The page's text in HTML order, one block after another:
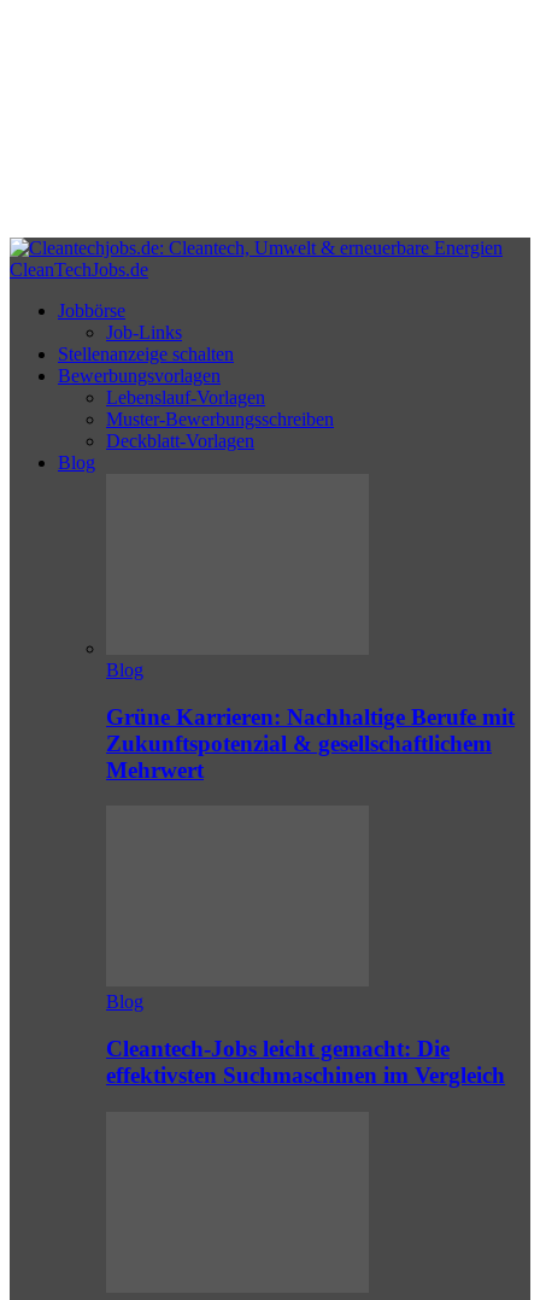
CleanTechJobs.de
Jobbörse
Job-Links
Stellenanzeige schalten
Bewerbungsvorlagen
Lebenslauf-Vorlagen
Muster-Bewerbungsschreiben
Deckblatt-Vorlagen
Blog
Blog
Grüne Karrieren: Nachhaltige Berufe mit
Zukunftspotenzial & gesellschaftlichem
Mehrwert
Blog
Cleantech-Jobs leicht gemacht: Die
effektivsten Suchmaschinen im Vergleich